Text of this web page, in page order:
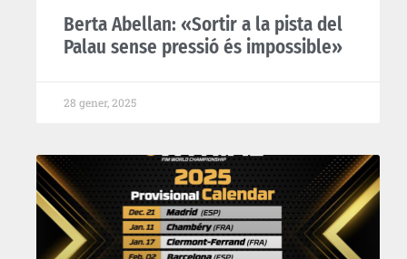
Berta Abellan: «Sortir a la pista del
Palau sense pressió és impossible»
28 gener, 2025